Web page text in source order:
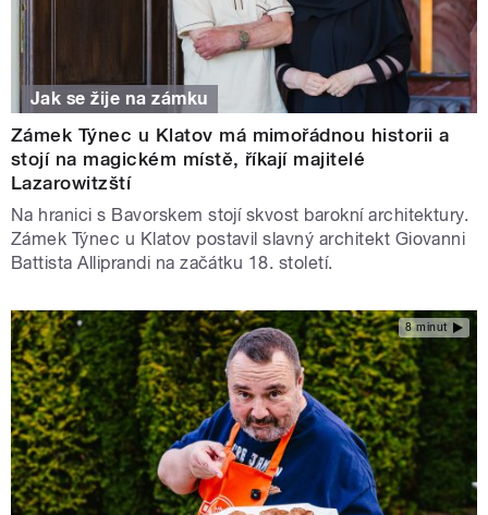
Jak se žije na zámku
Zámek Týnec u Klatov má mimořádnou historii a
stojí na magickém místě, říkají majitelé
Lazarowitzští
Na hranici s Bavorskem stojí skvost barokní architektury.
Zámek Týnec u Klatov postavil slavný architekt Giovanni
Battista Alliprandi na začátku 18. století.
8 minut